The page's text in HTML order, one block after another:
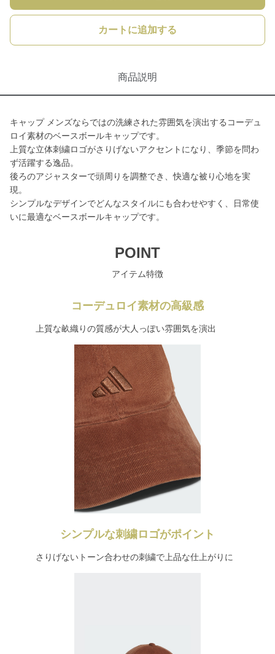
カートに追加する
商品説明
キャップ メンズならではの洗練された雰囲気を演出するコーデュ
ロイ素材のベースボールキャップです。
上質な立体刺繍ロゴがさりげないアクセントになり、季節を問わ
ず活躍する逸品。
後ろのアジャスターで頭周りを調整でき、快適な被り心地を実
現。
シンプルなデザインでどんなスタイルにも合わせやすく、日常使
いに最適なベースボールキャップです。
POINT
アイテム特徴
コーデュロイ素材の高級感
上質な畝織りの質感が大人っぽい雰囲気を演出
シンプルな刺繍ロゴがポイント
さりげないトーン合わせの刺繍で上品な仕上がりに